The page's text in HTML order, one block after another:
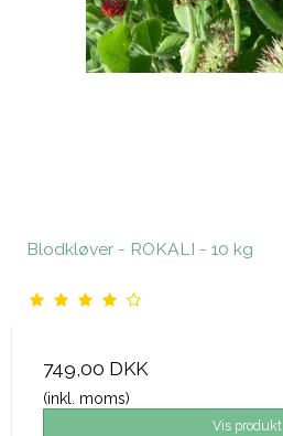
Blodkløver - ROKALI - 10 kg
749,00 DKK
(inkl. moms)
Vis produkt